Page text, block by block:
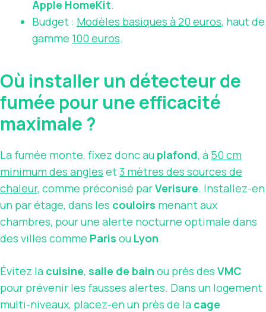
Apple HomeKit.
Budget : Modèles basiques à 20 euros, haut de
gamme 100 euros.
Où installer un détecteur de
fumée pour une efficacité
maximale ?
La fumée monte, fixez donc au plafond, à 50 cm
minimum des angles et3 mètres des sources de
chaleur, comme préconisé parVerisure. Installez-en
un par étage, dans les couloirs menant aux
chambres, pour une alerte nocturne optimale dans
des villes comme Paris ou Lyon.
Évitez la cuisine, salle de bain ou près des VMC
pour prévenir les fausses alertes. Dans un logement
multi-niveaux, placez-en un près de la cage